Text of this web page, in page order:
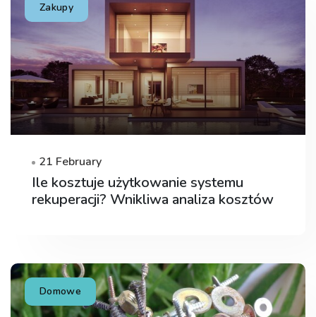
Zakupy
21 February
Ile kosztuje użytkowanie systemu
rekuperacji? Wnikliwa analiza kosztów
Domowe